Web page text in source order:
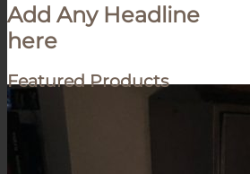
Add Any Headline
here
Featured Products